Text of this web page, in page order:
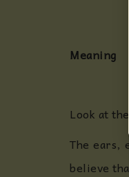
Meaning
Look at
The ears,
believe